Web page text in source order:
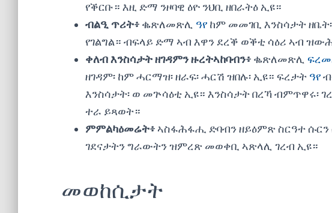
የቕርቡ። እዚ ድማ ንዞባዊ ዕዮ ንህቢ ዘበራትዕ ኢዩ።
ብልዒ ጥሪት፥ ቈጽለመጽሊ ዓየ ከም መመገቢ እንስሳታት
የገልግል። ብፍላይ ድማ ኣብ እዋን ደረቕ ወቕቲ ሳዕሪ ኣብ
ቀለብ እንስሳታት ዘገዳምን ዙረትኣከባብን፥ ቈጽለመጽሊ
ዘገዳም፡ ከም ሓርማዝ፡ ዘራፍ፡ ሓርሽ ዝበሉ፡ ኢዩ። ፍረታት ዓየ
እንስሳታት፡ ወ መጕሳዕቲ ኢዩ። እንስሳታት በረኻ ብምጥዋሩ፡
ተራ ይጻወት።
ምምልካዕመሬት፥ኣስፋሕፋሒ ድባብን ዘይዕምጽ ስርዓተ ሱርን
ገደናታትን ግራውትን ዝምረጽ መወቀቢ ኣጽላሊ ገረብ ኢዩ።
መወከሲታት